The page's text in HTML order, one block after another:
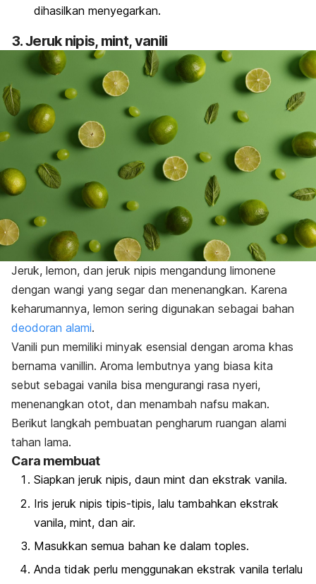
dihasilkan menyegarkan.
3. Jeruk nipis, mint, vanili
Jeruk, lemon, dan jeruk nipis mengandung limonene
dengan wangi yang segar dan menenangkan. Karena
keharumannya, lemon sering digunakan sebagai bahan
deodoran alami.
Vanili pun memiliki minyak esensial dengan aroma khas
bernama vanillin. Aroma lembutnya yang biasa kita
sebut sebagai vanila bisa mengurangi rasa nyeri,
menenangkan otot, dan menambah nafsu makan.
Berikut langkah pembuatan pengharum ruangan alami
tahan lama.
Cara membuat
Siapkan jeruk nipis, daun mint dan ekstrak vanila.
Iris jeruk nipis tipis-tipis, lalu tambahkan ekstrak
vanila, mint, dan air.
Masukkan semua bahan ke dalam toples.
Anda tidak perlu menggunakan ekstrak vanila terlalu